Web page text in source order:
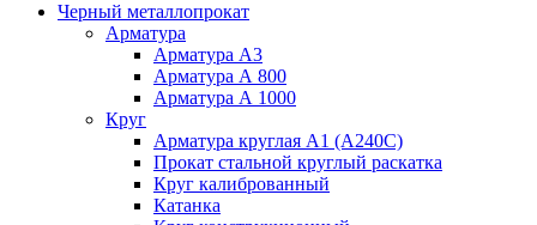
Черный металлопрокат
Арматура
Арматура А3
Арматура А 800
Арматура А 1000
Круг
Арматура круглая А1 (А240C)
Прокат стальной круглый раскатка
Круг калиброванный
Катанка